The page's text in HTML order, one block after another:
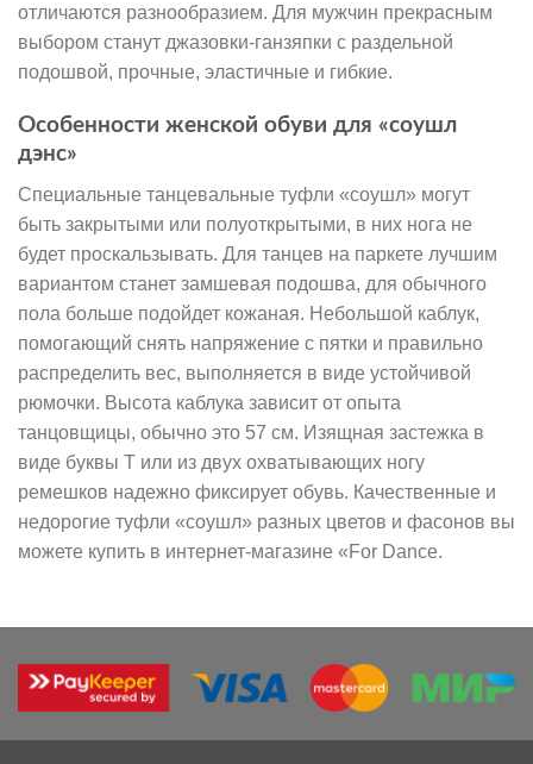
отличаются разнообразием. Для мужчин прекрасным
выбором станут джазовки-ганзяпки с раздельной
подошвой, прочные, эластичные и гибкие.
Особенности женской обуви для «соушл
дэнс»
Специальные танцевальные туфли «соушл» могут
быть закрытыми или полуоткрытыми, в них нога не
будет проскальзывать. Для танцев на паркете лучшим
вариантом станет замшевая подошва, для обычного
пола больше подойдет кожаная. Небольшой каблук,
помогающий снять напряжение с пятки и правильно
распределить вес, выполняется в виде устойчивой
рюмочки. Высота каблука зависит от опыта
танцовщицы, обычно это 57 см. Изящная застежка в
виде буквы Т или из двух охватывающих ногу
ремешков надежно фиксирует обувь. Качественные и
недорогие туфли «соушл» разных цветов и фасонов вы
можете купить в интернет-магазине «For Dance.